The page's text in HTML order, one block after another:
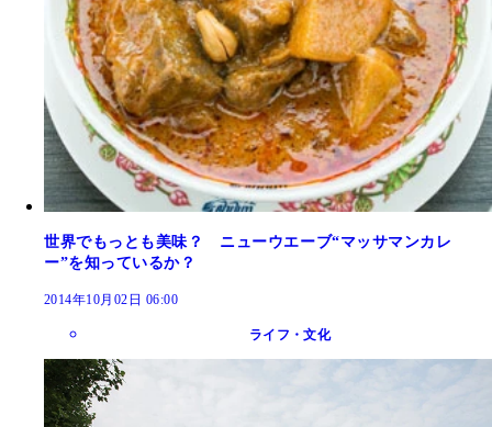
世界でもっとも美味？ ニューウエーブ“マッサマンカレ
ー”を知っているか？
2014年10月02日 06:00
ライフ・文化